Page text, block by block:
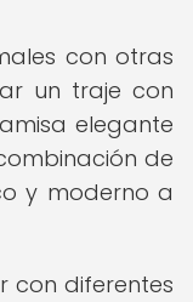
con otras
un traje con
elegante
de
y moderno a
con diferentes